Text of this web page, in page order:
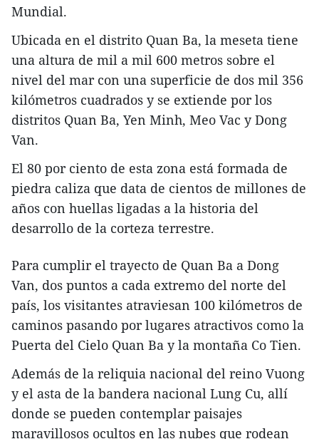
Mundial.
Ubicada en el distrito Quan Ba, la meseta tiene
una altura de mil a mil 600 metros sobre el
nivel del mar con una superficie de dos mil 356
kilómetros cuadrados y se extiende por los
distritos Quan Ba, Yen Minh, Meo Vac y Dong
Van.
El 80 por ciento de esta zona está formada de
piedra caliza que data de cientos de millones de
años con huellas ligadas a la historia del
desarrollo de la corteza terrestre.
Para cumplir el trayecto de Quan Ba a Dong
Van, dos puntos a cada extremo del norte del
país, los visitantes atraviesan 100 kilómetros de
caminos pasando por lugares atractivos como la
Puerta del Cielo Quan Ba y la montaña Co Tien.
Además de la reliquia nacional del reino Vuong
y el asta de la bandera nacional Lung Cu, allí
donde se pueden contemplar paisajes
maravillosos ocultos en las nubes que rodean